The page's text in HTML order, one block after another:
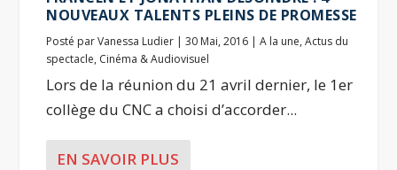
NOUVEAUX TALENTS PLEINS DE PROMESSE
Posté parVanessa Ludier |30 Mai, 2016 |A la une,Actus du
spectacle, Cinéma & Audiovisuel
Lors de la réunion du 21 avril dernier, le 1er
collège du CNC a choisi d’accorder...
EN SAVOIR PLUS